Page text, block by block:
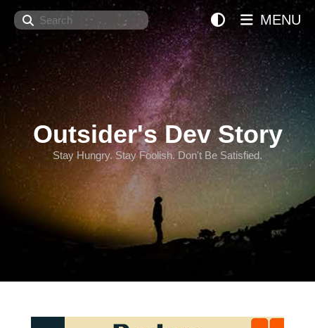
Search
Outsider's Dev Story
Stay Hungry. Stay Foolish. Don't Be Satisfied.
MENU